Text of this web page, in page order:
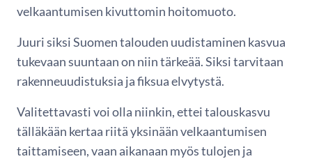
velkaantumisen kivuttomin hoitomuoto.
Juuri siksi Suomen talouden uudistaminen kasvua
tukevaan suuntaan on niin tärkeää. Siksi tarvitaan
rakenneuudistuksia ja fiksua elvytystä.
Valitettavasti voi olla niinkin, ettei talouskasvu
tälläkään kertaa riitä yksinään velkaantumisen
taittamiseen, vaan aikanaan myös tulojen ja